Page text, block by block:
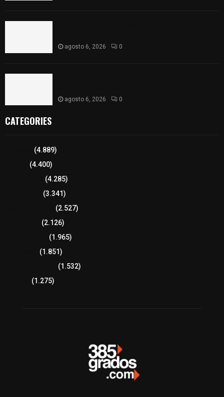
agosto 6, 2026 0
agosto 6, 2026 0
CATEGORIES
(4.889)
(4.400)
(4.285)
(3.341)
(2.527)
(2.126)
(1.965)
(1.851)
(1.532)
(1.275)